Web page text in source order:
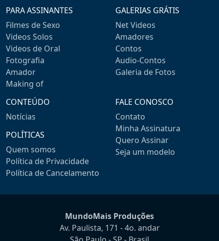
PARA ASSINANTES
Filmes de Sexo
Videos Solos
Videos de Oral
Fotografia
Amador
Making of
GALERIAS GRÁTIS
Net Videos
Amadores
Contos
Audio-Contos
Galeria de Fotos
CONTEÚDO
Notícias
POLÍTICAS
Quem somos
Política de Privacidade
Política de Cancelamento
FALE CONOSCO
Contato
Minha Assinatura
Quero Assinar
Seja um modelo
MundoMais Produções
Av. Paulista, 171 - 4o. andar